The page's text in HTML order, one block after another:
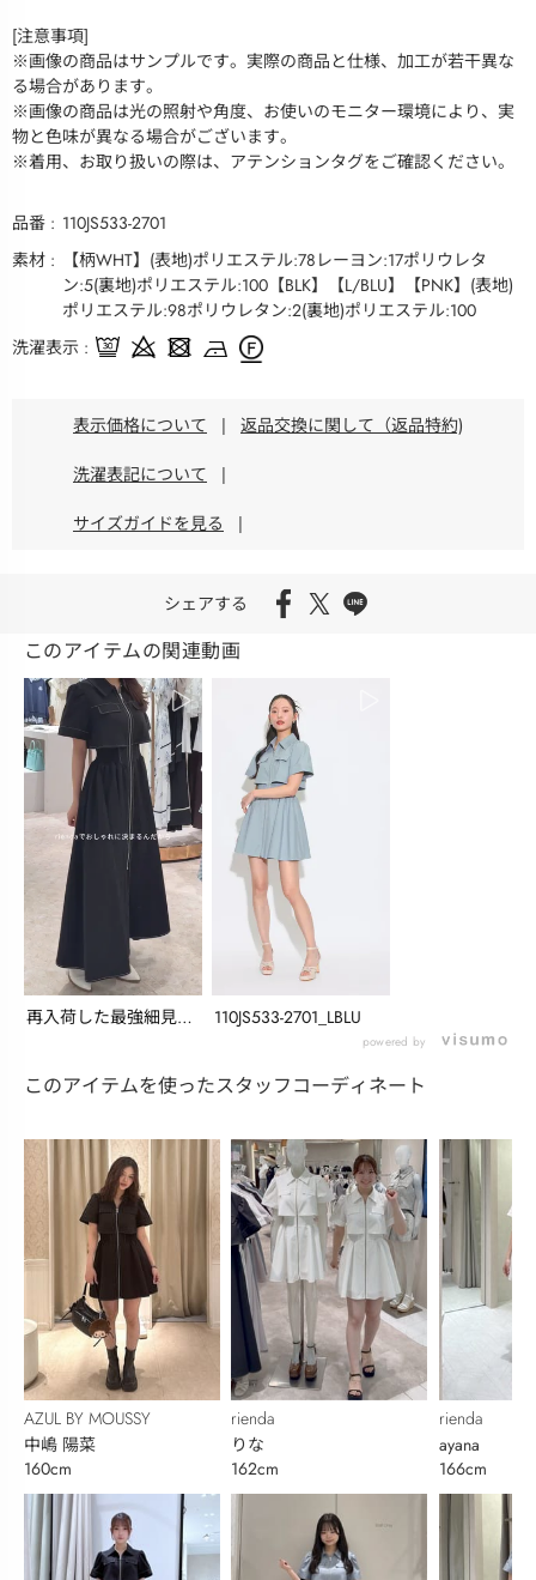
[注意事項]
※画像の商品はサンプルです。実際の商品と仕様、加工が若干異な
る場合があります。
※画像の商品は光の照射や角度、お使いのモニター環境により、実
物と色味が異なる場合がございます。
※着用、お取り扱いの際は、アテンションタグをご確認ください。
品番
110JS533-2701
素材
【柄WHT】(表地)ポリエステル:78レーヨン:17ポリウレタ
ン:5(裏地)ポリエステル:100【BLK】【L/BLU】【PNK】(表地)
ポリエステル:98ポリウレタン:2(裏地)ポリエステル:100
洗濯表示
表示価格について | 返品交換に関して（返品特約)
洗濯表記について |
サイズガイドを見る |
シェアする
このアイテムの関連動画
再入荷した最強細見え
110JS533-2701_LBLU
powered by
このアイテムを使ったスタッフコーディネート
AZUL BY MOUSSY
中嶋 陽菜
160cm
rienda
りな
162cm
rienda
ayana
166cm